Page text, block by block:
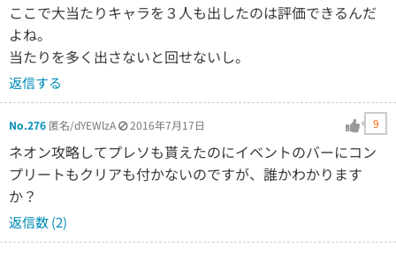
ここで大当たりキャラを３人も出したのは評価できるんだ
よね。
当たりを多く出さないと回せないし。
返信する
No.276 匿名/dYEWlzA 2016年7月17日 9
ネオン攻略してプレソも貰えたのにイベントのバーにコン
プリートもクリアも付かないのですが、誰かわかります
か？
返信数 (2)